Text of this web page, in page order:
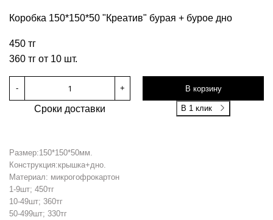
Коробка 150*150*50 "Креатив" бурая + бурое дно
450 тг
360 тг от 10 шт.
- + В корзину
Сроки доставки В 1 клик
Размер:150*150*50мм.
Конструкция:крышка+дно.
Материал: микрогофрокартон
1-9шт; 450тг
10-49шт; 360тг
50-499шт; 330тг